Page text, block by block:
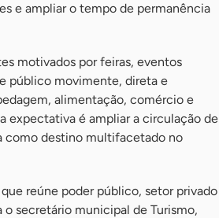
e ampliar o tempo de permanência
motivados por feiras, eventos
público movimente, direta e
alimentação, comércio e
expectativa é ampliar a circulação de
como destino multifacetado no
reúne poder público, setor privado
secretário municipal de Turismo,